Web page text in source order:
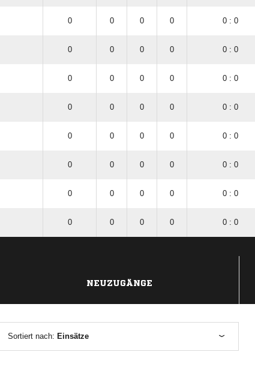
0 0 0 0 0 : 0
0 0 0 0 0 : 0
0 0 0 0 0 : 0
0 0 0 0 0 : 0
0 0 0 0 0 : 0
0 0 0 0 0 : 0
0 0 0 0 0 : 0
0 0 0 0 0 : 0
NEUZUGÄNGE
Sortiert nach: Einsätze